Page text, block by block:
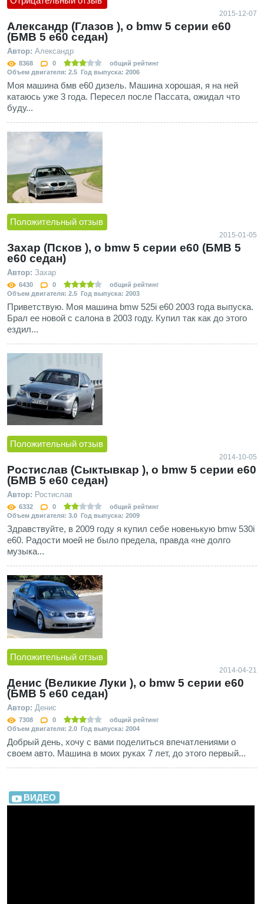
2015-12-07
Александр (Глазов ), о bmw 5 серии e60
(БМВ 5 е60 седан)
Автор: Александр
8368 0
общий рейтинг
Объем двигателя: 2.5 Год выпуска: 2006
Моя машина бмв е60 дизель. Машина хорошая, я на ней
катаюсь уже 3 года. Пересел после Пассата, ожидал что
буду...
Положительный отзыв
2015-01-05
Захар (Псков ), о bmw 5 серии e60 (БМВ 5
е60 седан)
Автор: Захар
6430 0
общий рейтинг
Объем двигателя: 2.5 Год выпуска: 2003
Приветствую. Моя машина bmw 525i e60 2003 года выпуска.
Брал ее новой с салона в 2003 году. Купил так как до этого
ездил...
Положительный отзыв
2014-10-05
Ростислав (Сыктывкар ), о bmw 5 серии e60
(БМВ 5 е60 седан)
Автор: Ростислав
6332 0
общий рейтинг
Объем двигателя: 3.0 Год выпуска: 2009
Здравствуйте, в 2009 году я купил себе новенькую bmw 530i
e60. Радости моей не было предела, правда «не долго
музыка...
Положительный отзыв
2014-04-21
Денис (Великие Луки ), о bmw 5 серии e60
(БМВ 5 е60 седан)
Автор: Денис
7308 0
общий рейтинг
Объем двигателя: 2.0 Год выпуска: 2004
Добрый день, хочу с вами поделиться впечатлениями о
своем авто. Машина в моих руках 7 лет, до этого первый...
ВИДЕО